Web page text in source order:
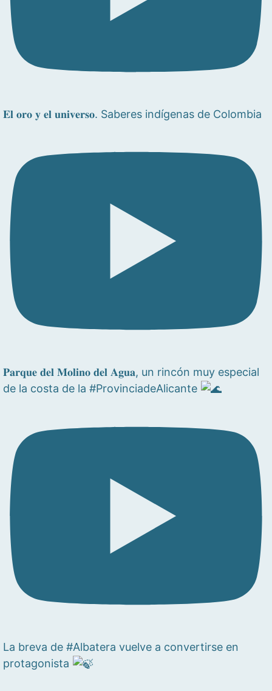
𝐄𝐥 𝐨𝐫𝐨 𝐲 𝐞𝐥 𝐮𝐧𝐢𝐯𝐞𝐫𝐬𝐨. Saberes indígenas de Colombia
𝐏𝐚𝐫𝐪𝐮𝐞 𝐝𝐞𝐥 𝐌𝐨𝐥𝐢𝐧𝐨 𝐝𝐞𝐥 𝐀𝐠𝐮𝐚, un rincón muy especial
de la costa de la #ProvinciadeAlicante
La breva de #Albatera vuelve a convertirse en
protagonista